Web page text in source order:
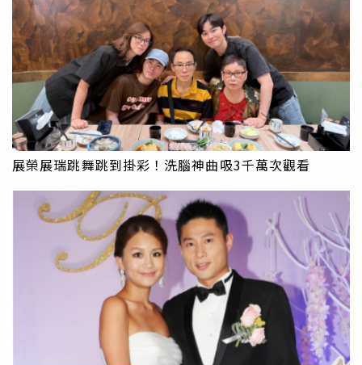
展榮展瑞跳舞跳到掛彩！洗腦神曲吸3千萬次觀看